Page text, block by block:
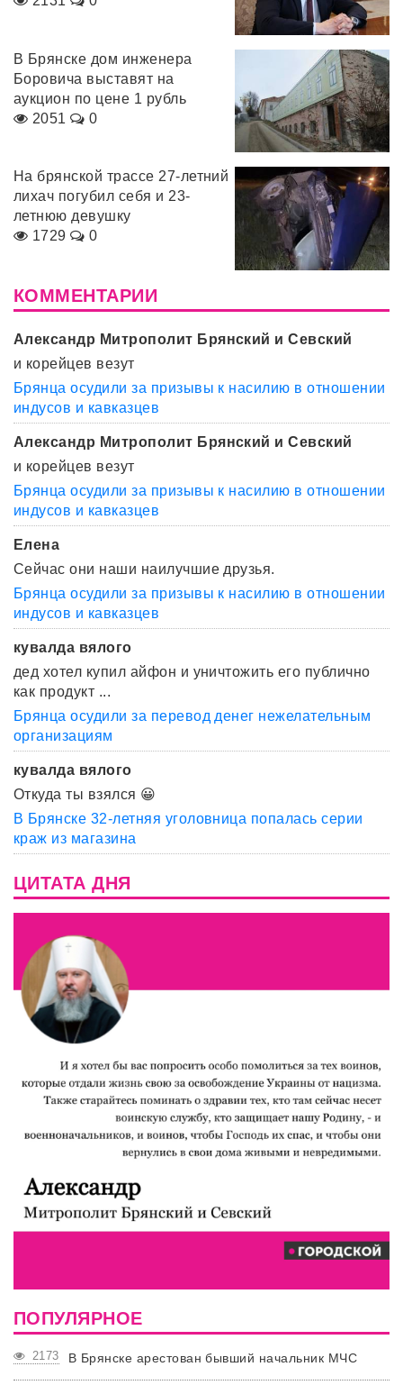
В Брянске дом инженера
Боровича выставят на
аукцион по цене 1 рубль
2051
0
На брянской трассе 27-летний
лихач погубил себя и 23-
летнюю девушку
1729
0
КОММЕНТАРИИ
Александр Митрополит Брянский и Севский
и корейцев везут
Брянца осудили за призывы к насилию в отношении
индусов и кавказцев
Александр Митрополит Брянский и Севский
и корейцев везут
Брянца осудили за призывы к насилию в отношении
индусов и кавказцев
Елена
Сейчас они наши наилучшие друзья.
Брянца осудили за призывы к насилию в отношении
индусов и кавказцев
кувалда вялого
дед хотел купил айфон и уничтожить его публично
как продукт ...
Брянца осудили за перевод денег нежелательным
организациям
кувалда вялого
Откуда ты взялся 😀
В Брянске 32-летняя уголовница попалась серии
краж из магазина
ЦИТАТА ДНЯ
ПОПУЛЯРНОЕ
2173 В Брянске арестован бывший начальник МЧС